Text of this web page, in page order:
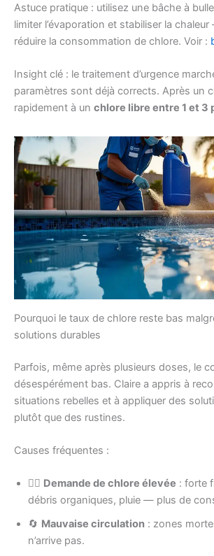
Astuce pratique : utilisez une bâche à
limiter l’évaporation et stabiliser la
réduire la consommation de chlore. Voir :
Insight clé : le traitement d’urgence
paramètres sont déjà corrects. Après un
rapidement à un chlore libre entre 1 et 3
Pourquoi le taux de chlore reste bas
solutions durables
Parfois, même après plusieurs doses, le
désespérément bas. Claire a appris à
situations rebelles et à appliquer des
plutôt que des rustines.
Causes fréquentes :
🧍‍♂️ Demande de chlore élevée : forte
débris organiques, pluie — plus de
🔄 Mauvaise circulation : zones
n’arrive pas.